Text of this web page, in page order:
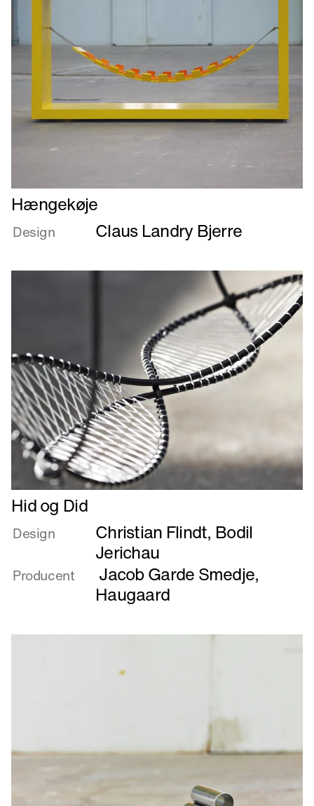
Læs
mere
om
Hængekøje
Design Claus Landry Bjerre
Læs
mere
om
Did
Hid og Did
Design Christian Flindt, Bodil
Jerichau
Producent Jacob Garde Smedje,
Haugaard